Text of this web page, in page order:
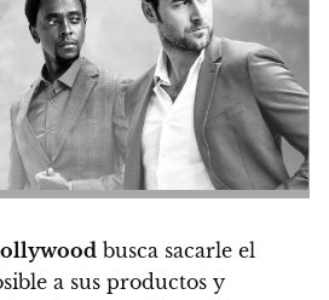
busca sacarle el
a sus productos y